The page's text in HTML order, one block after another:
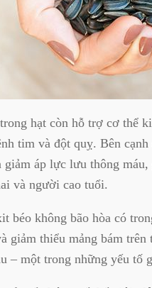
hạt còn hỗ trợ cơ thể
tim và đột quỵ. Bên
giảm áp lực lưu thông
và người cao tuổi.
béo không bão hòa có
giảm thiểu mảng bám
– một trong những yếu tố